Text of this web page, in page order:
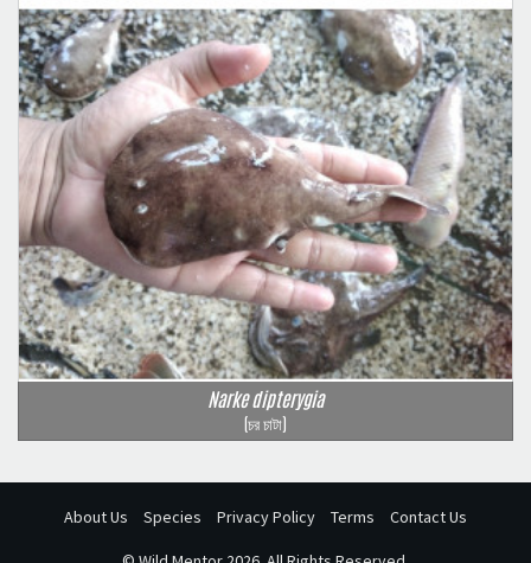
Narke dipterygia
(চর চাটা)
About Us Species Privacy Policy Terms Contact Us